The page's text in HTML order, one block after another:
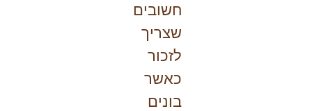
חשובים
שצריך
לזכור
כאשר
בונים